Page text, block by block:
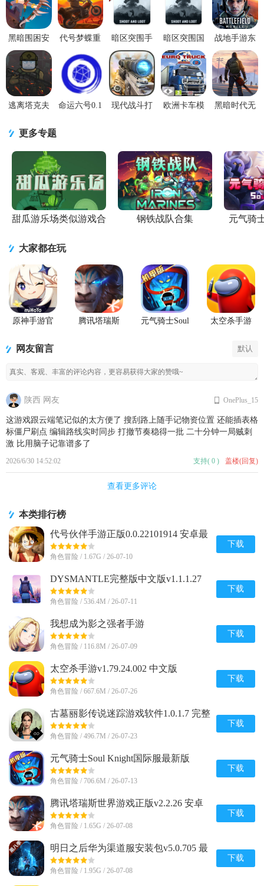
黑暗围困安
卓最新版
0.1.1 最新版
代号梦蝶重
1.0.0 最新版
暗区突围手
游外服下载
V1.0.181.181
谷歌最新
暗区突围国
际服官方版
(arena
breakout)1.0.
战地手游东
南亚服0.9
最新版
逃离塔克夫
币(逃离暗
影)1.415 最
命运六号0.1
现代战斗打
欧洲卡车模
黑暗时代无
更多专题
甜瓜游乐场类似游戏合
钢铁战队合集 元气骑
大家都在玩
原神手游官
腾讯塔瑞斯
元气骑士Soul
太空杀手游
网友留言 默认
陕西 网友
2026/6/30 14:52:02
这游戏跟云端笔记似的太方便了 搜刮路上随手记物资位置 还能插表格
标僵尸刷点 编辑路线实时同步 打撤节奏稳得一批 二十分钟一局贼刺
激 比用脑子记靠谱多了
OnePlus_15
支持( 0 ) 盖楼(回复)
查看更多评论
本类排行榜
代号伙伴手游正版0.0.22101914 安卓最
新版
角色冒险 / 1.67G / 26-07-10
下载
DYSMANTLE完整版中文版v1.1.1.27
安卓免付费版
角色冒险 / 536.4M / 26-07-11
下载
我想成为影之强者手游
(Eminence)v1.0.7 安卓最新版
角色冒险 / 116.8M / 26-07-09
下载
太空杀手游v1.79.24.002 中文版
角色冒险 / 667.6M / 26-07-26
下载
古墓丽影传说迷踪游戏软件1.0.1.7 完整
版
角色冒险 / 496.7M / 26-07-23
下载
元气骑士Soul Knight国际服最新版
v8.4.0 安卓版
角色冒险 / 706.6M / 26-07-13
下载
腾讯塔瑞斯世界游戏正版v2.2.26 安卓
最新版
角色冒险 / 1.65G / 26-07-08
下载
明日之后华为渠道服安装包v5.0.705 最
新版
角色冒险 / 1.95G / 26-07-08
下载